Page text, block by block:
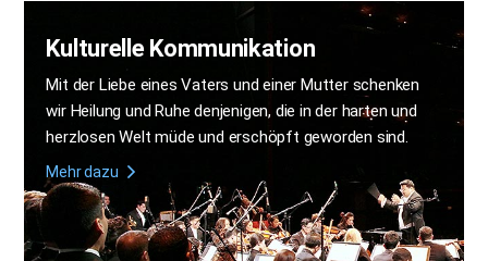
Kulturelle Kommunikation
Mit der Liebe eines Vaters und einer Mutter schenken
wir Heilung und Ruhe denjenigen, die in der harten und
herzlosen Welt müde und erschöpft geworden sind.
Mehr dazu